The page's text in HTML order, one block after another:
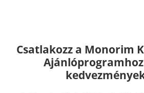
Csatlakozz a Monorim